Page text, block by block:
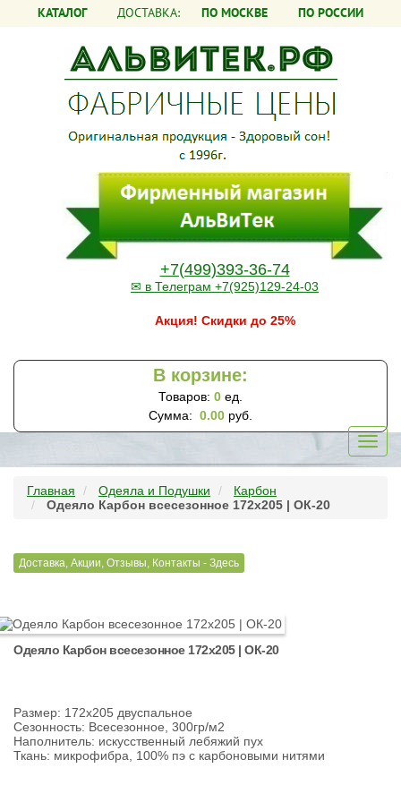
КАТАЛОГ ДОСТАВКА: ПО МОСКВЕ ПО РОССИИ
+7(499)393-36-74
✉ в Телеграм +7(925)129-24-03
Акция! Скидки до 25%
В корзине:
Товаров: 0 ед.
Сумма: 0.00 руб.
Главная Одеяла и Подушки
Карбон
Одеяло Карбон всесезонное 172х205 | ОК-20
Доставка, Акции, Отзывы, Контакты - Здесь
Одеяло Карбон всесезонное 172х205 | ОК-20
Размер: 172х205 двуспальное
Сезонность: Всесезонное, 300гр/м2
Наполнитель: искусственный лебяжий пух
Ткань: микрофибра, 100% пэ с карбоновыми нитями